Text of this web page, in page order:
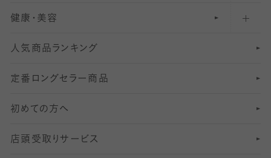
オーバーニー・ニーハイソックス
111〜210デニールタイツ
211デニールタイツ以上（防寒・厚手タイツ）
5 分丈
6 分丈レギンス
7 分丈 レギンス
8分丈 レギンス
10分丈 レギンス
美脚ストッキング
オールスルーストッキング
フレッシャーズ向けソックス・靴下
冠婚葬祭向けソックス・靴下
スーツカジュアルソックス・靴下
ロングホーズ
ランニングソックス・靴下
ゴルフソックス・靴下
サッカー・フットサル用ソックス
ヨガソックス・靴下
スポーツ用レッグウォーマー
健康・美容
インナーソックス
加圧・着圧ソックス
冷えとり靴下
着圧・加圧タイツ
人気商品ランキング
定番ロングセラー商品
初めての方へ
店頭受取りサービス